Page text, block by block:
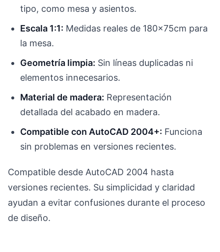
tipo, como mesa y asientos.
Escala 1:1: Medidas reales de 180x75cm para
la mesa.
Geometría limpia: Sin líneas duplicadas ni
elementos innecesarios.
Material de madera: Representación
detallada del acabado en madera.
Compatible con AutoCAD 2004+: Funciona
sin problemas en versiones recientes.
Compatible desde AutoCAD 2004 hasta
versiones recientes. Su simplicidad y claridad
ayudan a evitar confusiones durante el proceso
de diseño.